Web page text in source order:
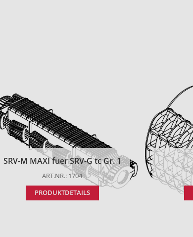
SRV-M MAXI fuer SRV-G tc Gr. 1
ART.NR.: 1704
PRODUKTDETAILS